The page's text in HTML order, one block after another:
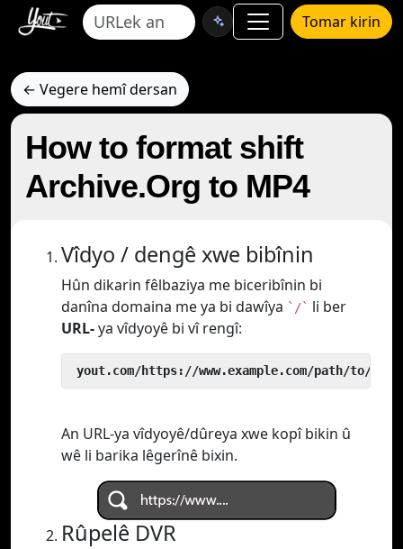
Tomar kirin
← Vegere hemî dersan
How to format shift
Archive.Org to MP4
Vîdyo / dengê xwe bibînin
Hûn dikarin fêlbaziya me biceribînin bi
danîna domaina me ya bi dawîya `/` li ber
URL-ya vîdyoyê bi vî rengî:
yout.com/https://www.example.com/path/to/
An URL-ya vîdyoyê/dûreya xwe kopî bikin û
wê li barika lêgerînê bixin.
Rûpelê DVR